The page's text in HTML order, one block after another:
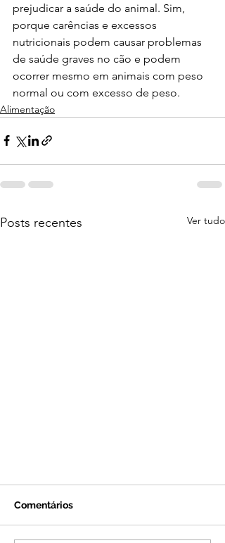
prejudicar a saúde do animal. Sim,
porque carências e excessos
nutricionais podem causar problemas
de saúde graves no cão e podem
ocorrer mesmo em animais com peso
normal ou com excesso de peso.
Alimentação
Posts recentes Ver tudo
Comentários